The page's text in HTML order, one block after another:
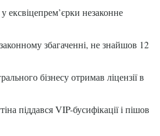
незаконне
збагаченні, не знайшов 12
бізнесу отримав ліцензії в
піддався VIP-бусифікації і пішов